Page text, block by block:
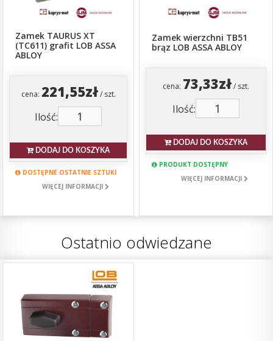
Zamek TAURUS XT
(TC611) grafit LOB ASSA
ABLOY
cena: 221,55zł/ szt.
Ilość:
DODAJ DO KOSZYKA
DOSTĘPNE OSTATNIE SZTUKI
WIĘCEJ INFORMACJI
Zamek wierzchni TB51
brąz LOB ASSA ABLOY
cena: 73,33zł/ szt.
Ilość:
DODAJ DO KOSZYKA
PRODUKT DOSTĘPNY
WIĘCEJ INFORMACJI
Ostatnio odwiedzane